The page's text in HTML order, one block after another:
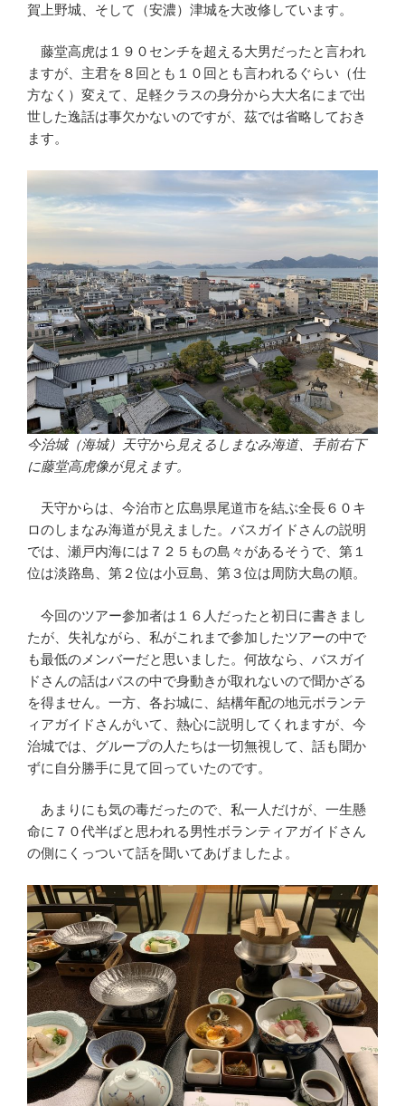
賀上野城、そして（安濃）津城を大改修しています。
藤堂高虎は１９０センチを超える大男だったと言われ
ますが、主君を８回とも１０回とも言われるぐらい（仕
方なく）変えて、足軽クラスの身分から大大名にまで出
世した逸話は事欠かないのですが、茲では省略しておき
ます。
今治城（海城）天守から見えるしまなみ海道、手前右下
に藤堂高虎像が見えます。
天守からは、今治市と広島県尾道市を結ぶ全長６０キ
ロのしまなみ海道が見えました。バスガイドさんの説明
では、瀬戸内海には７２５もの島々があるそうで、第１
位は淡路島、第２位は小豆島、第３位は周防大島の順。
今回のツアー参加者は１６人だったと初日に書きまし
たが、失礼ながら、私がこれまで参加したツアーの中で
も最低のメンバーだと思いました。何故なら、バスガイ
ドさんの話はバスの中で身動きが取れないので聞かざる
を得ません。一方、各お城に、結構年配の地元ボランテ
ィアガイドさんがいて、熱心に説明してくれますが、今
治城では、グループの人たちは一切無視して、話も聞か
ずに自分勝手に見て回っていたのです。
あまりにも気の毒だったので、私一人だけが、一生懸
命に７０代半ばと思われる男性ボランティアガイドさん
の側にくっついて話を聞いてあげましたよ。